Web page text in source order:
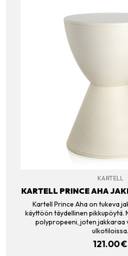
KARTELL
KARTELL PRINCE AHA
Kartell Prince Aha on tukeva
käyttöön täydellinen pikkupöytä.
polypropeeni, joten jakkaraa
ulkotiloissa.
121.00€